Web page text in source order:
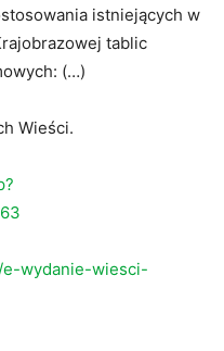
istniejących w
tablic
(…)
Wieści.
e-wydanie-wiesci-